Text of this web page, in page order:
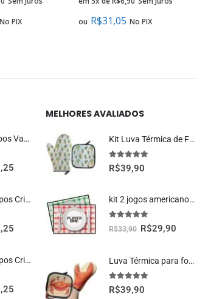
No PIX
ou R$31,05 No PIX
Kit 6 Porta copos Vaquinha Fofa Kawaii
Kit 6 Porta Copos Criativos – Rosquinhas Donuts
Kit 6 Porta Copos Criativos – Pizzas
MELHORES AVALIADOS
Kit Luva Térmica de Forno Cactos Cozinha Criativa
5.00fora de 5
R$39,90
kit 2 jogos americanos player one e player two cozinha geek
5.00 fora de 5
R$33,90 R$29,90
Luva Térmica para forno Garra de Caranguejo Cozinha Criativa
5.00fora de 5
R$39,90